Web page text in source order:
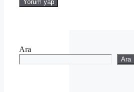
Ara
Ara